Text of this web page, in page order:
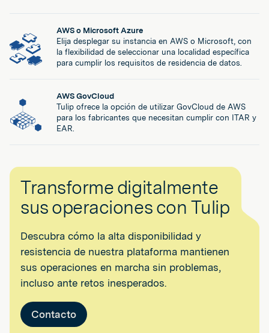
AWS o Microsoft Azure
Elija desplegar su instancia en AWS o Microsoft, con
la flexibilidad de seleccionar una localidad específica
para cumplir los requisitos de residencia de datos.
AWS GovCloud
Tulip ofrece la opción de utilizar GovCloud de AWS
para los fabricantes que necesitan cumplir con ITAR y
EAR.
Transforme digitalmente
sus operaciones con Tulip
Descubra cómo la alta disponibilidad y
resistencia de nuestra plataforma mantienen
sus operaciones en marcha sin problemas,
incluso ante retos inesperados.
Contacto